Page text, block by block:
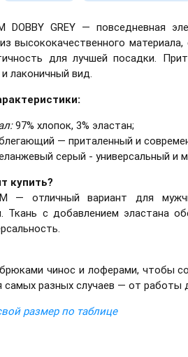
DOBBY GREY — повседневная
высококачественного
для лучшей посадки.
лаконичный вид.
97% хлопок, 3% эластан;
— приталенный и
серый - универсальный и
купить?
— отличный вариант для
Ткань с добавлением эластана
чинос и лоферами, чтобы
самых разных случаев — от работы
размер по таблице